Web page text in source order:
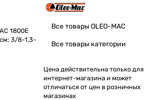
1800E
3/8-1,3-
Все товары OLEO-MAC
Все товары категории
Цена действительна только для
интернет-магазина и может
отличаться от цен в розничных
магазинах